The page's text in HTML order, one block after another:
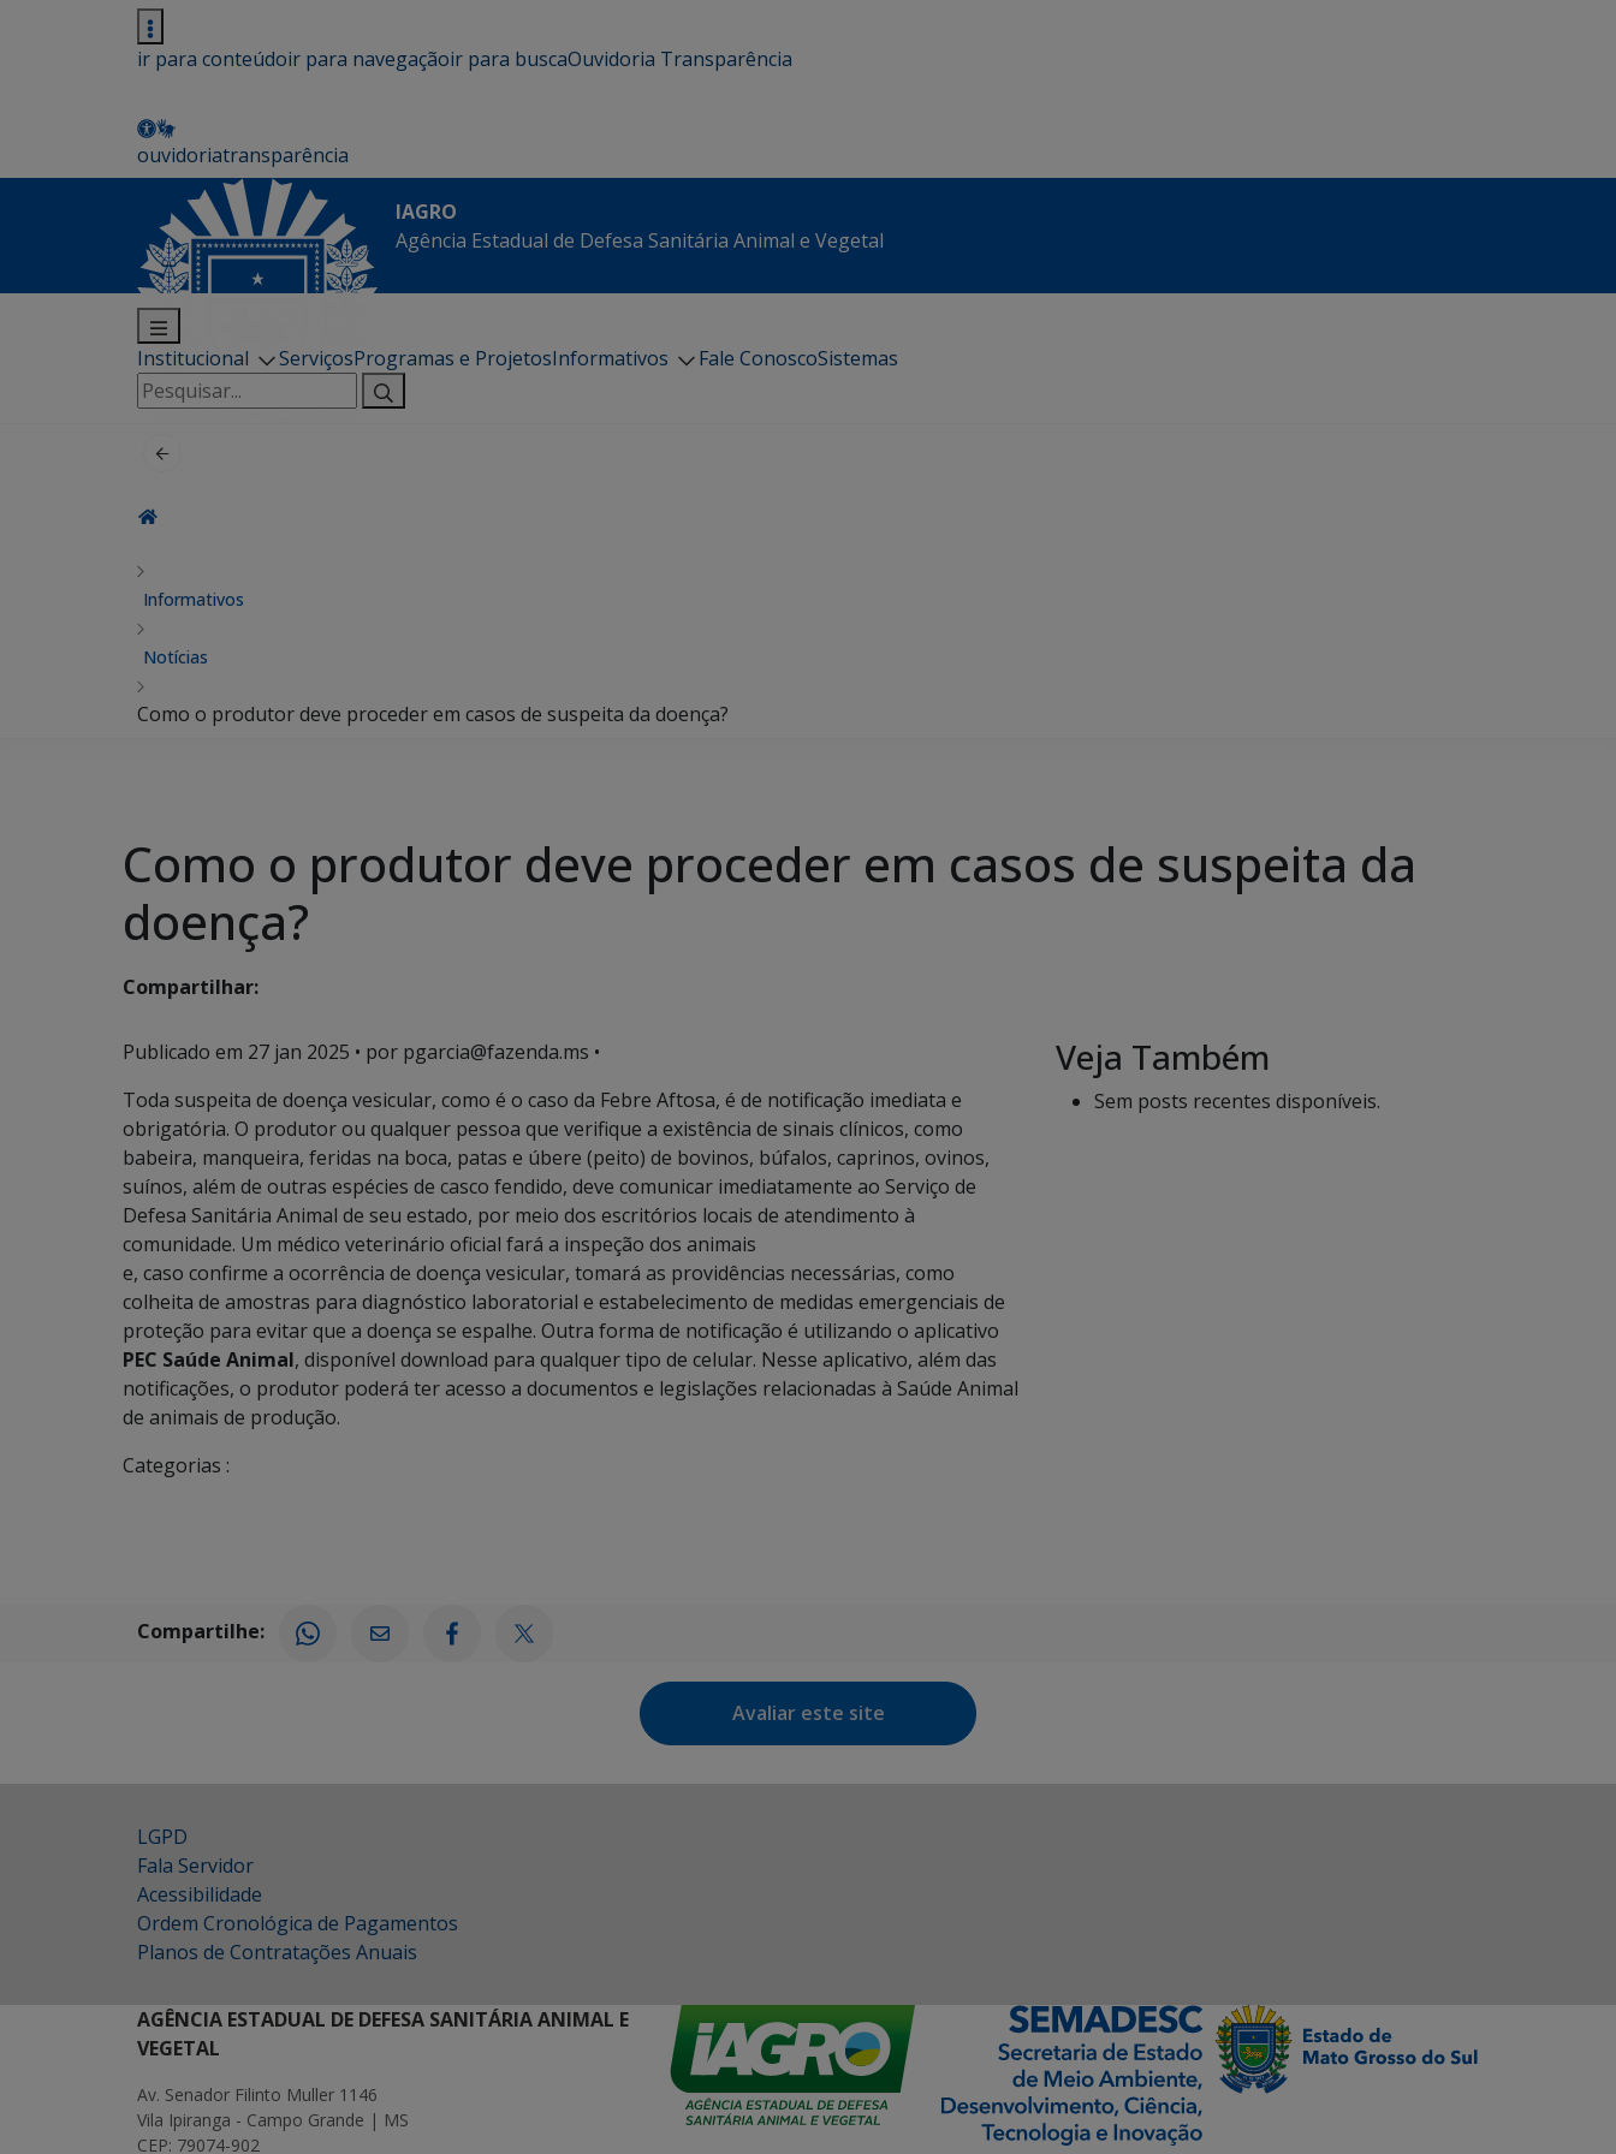
ir para conteúdoir para navegaçãoir para buscaOuvidoria Transparência
ouvidoriatransparência
IAGRO
Agência Estadual de Defesa Sanitária Animal e Vegetal
Institucional ServiçosProgramas e ProjetosInformativos Fale ConoscoSistemas
Pesquisar
por:
Informativos
Notícias
Como o produtor deve proceder em casos de suspeita da doença?
Como o produtor deve proceder em casos de suspeita da
doença?
Compartilhar:
Publicado em 27 jan 2025 • por pgarcia@fazenda.ms •
Toda suspeita de doença vesicular, como é o caso da Febre Aftosa, é de notificação imediata e
obrigatória. O produtor ou qualquer pessoa que verifique a existência de sinais clínicos, como
babeira, manqueira, feridas na boca, patas e úbere (peito) de bovinos, búfalos, caprinos, ovinos,
suínos, além de outras espécies de casco fendido, deve comunicar imediatamente ao Serviço de
Defesa Sanitária Animal de seu estado, por meio dos escritórios locais de atendimento à
comunidade. Um médico veterinário oficial fará a inspeção dos animais
e, caso confirme a ocorrência de doença vesicular, tomará as providências necessárias, como
colheita de amostras para diagnóstico laboratorial e estabelecimento de medidas emergenciais de
proteção para evitar que a doença se espalhe. Outra forma de notificação é utilizando o aplicativo
PEC Saúde Animal, disponível download para qualquer tipo de celular. Nesse aplicativo, além das
notificações, o produtor poderá ter acesso a documentos e legislações relacionadas à Saúde Animal
de animais de produção.
Categorias :
Veja Também
Sem posts recentes disponíveis.
Compartilhe:
Avaliar este site
LGPD
Fala Servidor
Acessibilidade
Ordem Cronológica de Pagamentos
Planos de Contratações Anuais
AGÊNCIA ESTADUAL DE DEFESA SANITÁRIA ANIMAL E
VEGETAL
Av. Senador Filinto Muller 1146
Vila Ipiranga - Campo Grande | MS
CEP: 79074-902